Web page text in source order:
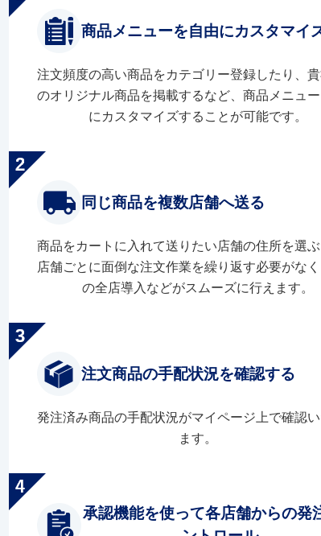
商品メニューを自由にカスタマイ
注文頻度の高い商品をカテゴリー登録したり、
のオリジナル商品を掲載するなど、商品メニュ
にカスタマイズすることが可能です。
同じ商品を複数店舗へ送る
商品をカートに入れて送りたい店舗の住所を選ぶ
店舗ごとに面倒な注文作業を繰り返す必要がな
の全店導入などがスムーズに行えます。
注文商品の手配状況を確認する
発注済み商品の手配状況がマイページ上で確認
ます。
承認機能を使って各店舗からの発